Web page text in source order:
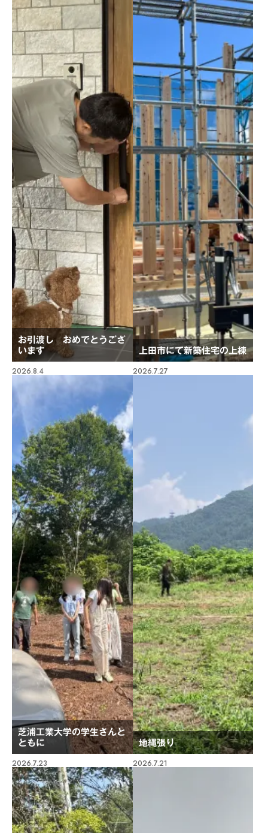
お引渡し おめでとうござ
います 上田市にて新築住宅の上棟
2026.8.4
芝浦工業大学の学生さんと
ともに
2026.7.27
地縄張り
2026.7.23 2026.7.21